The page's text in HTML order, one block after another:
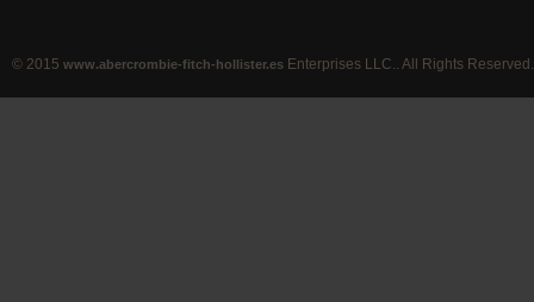
© 2015 www.abercrombie-fitch-hollister.es Enterprises LLC.. All Rights Reserved.